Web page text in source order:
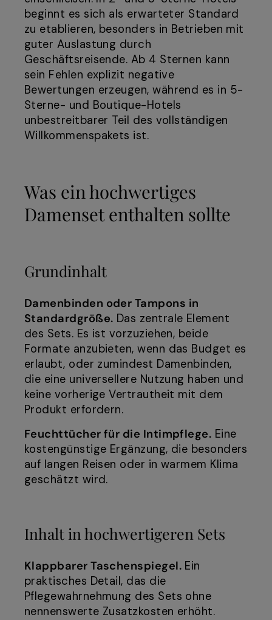
beginnt es sich als erwarteter Standard
zu etablieren, besonders in Betrieben mit
guter Auslastung durch
Geschäftsreisende. Ab 4 Sternen kann
sein Fehlen explizit negative
Bewertungen erzeugen, während es in 5-
Sterne- und Boutique-Hotels
unbestreitbarer Teil des vollständigen
Willkommenspakets ist.
Was ein hochwertiges
Damenset enthalten sollte
Grundinhalt
Damenbinden oder Tampons in
Standardgröße. Das zentrale Element
des Sets. Es ist vorzuziehen, beide
Formate anzubieten, wenn das Budget es
erlaubt, oder zumindest Damenbinden,
die eine universellere Nutzung haben und
keine vorherige Vertrautheit mit dem
Produkt erfordern.
Feuchttücher für die Intimpflege. Eine
kostengünstige Ergänzung, die besonders
auf langen Reisen oder in warmem Klima
geschätzt wird.
Inhalt in hochwertigeren Sets
Klappbarer Taschenspiegel.Ein
praktisches Detail, das die
Pflegewahrnehmung des Sets ohne
nennenswerte Zusatzkosten erhöht.